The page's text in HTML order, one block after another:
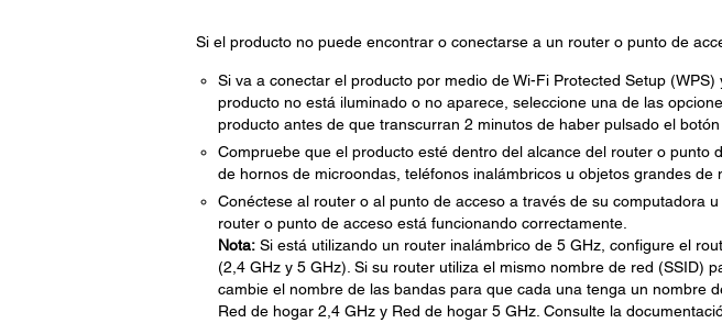
Si el producto no puede encontrar o conectarse a un router o punto de
Si va a conectar el producto por medio de Wi-Fi Protected Setup
producto no está iluminado o no aparece, seleccione una de las
producto antes de que transcurran 2 minutos de haber pulsado el botón
Compruebe que el producto esté dentro del alcance del router o punto
de hornos de microondas, teléfonos inalámbricos u objetos grandes de
Conéctese al router o al punto de acceso a través de su computadora
router o punto de acceso está funcionando correctamente.
Nota:Si está utilizando un router inalámbrico de 5 GHz, configure el
(2,4 GHz y 5 GHz). Si su router utiliza el mismo nombre de red (SSID)
cambie el nombre de las bandas para que cada una tenga un nombre
Red de hogar 2,4 GHz y Red de hogar 5 GHz. Consulte la